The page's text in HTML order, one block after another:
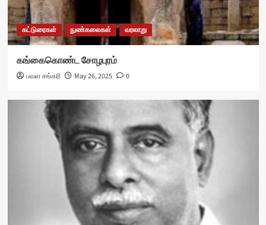
கட்டுரைகள் நுண்கலைகள் வரலாறு
கங்கைகொண்ட சோழபுரம்
பவள சங்கரி May 26, 2025 0